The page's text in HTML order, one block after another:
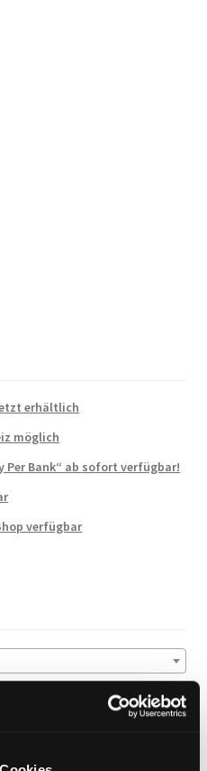
jetzt erhältlich
möglich
Per Bank“ ab sofort verfügbar!
verfügbar